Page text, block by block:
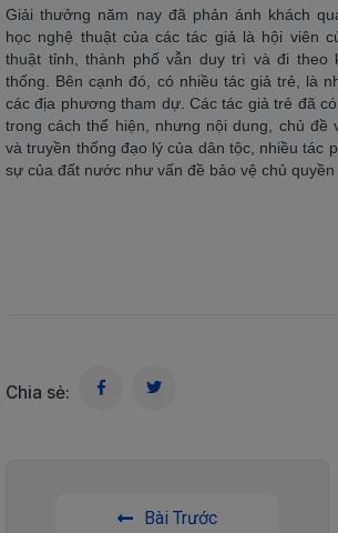
Giải thưởng năm nay đã phản ánh khách
học nghệ thuật của các tác giả là hội viên
thuật tỉnh, thành phố vẫn duy trì và đi theo
thống. Bên cạnh đó, có nhiều tác giả trẻ, là
các địa phương tham dự. Các tác giả trẻ đã
trong cách thể hiện, nhưng nội dung, chủ đề
và truyền thống đạo lý của dân tộc, nhiều tác
sự của đất nước như vấn đề bảo vệ chủ quyền
Chia sẻ:
Bài Trước